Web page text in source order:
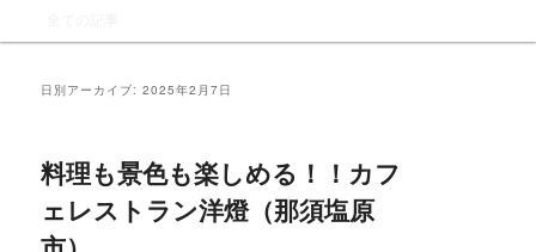
日別アーカイブ:2025年2月7日
料理も景色も楽しめる！！カフ
ェレストラン洋燈（那須塩原